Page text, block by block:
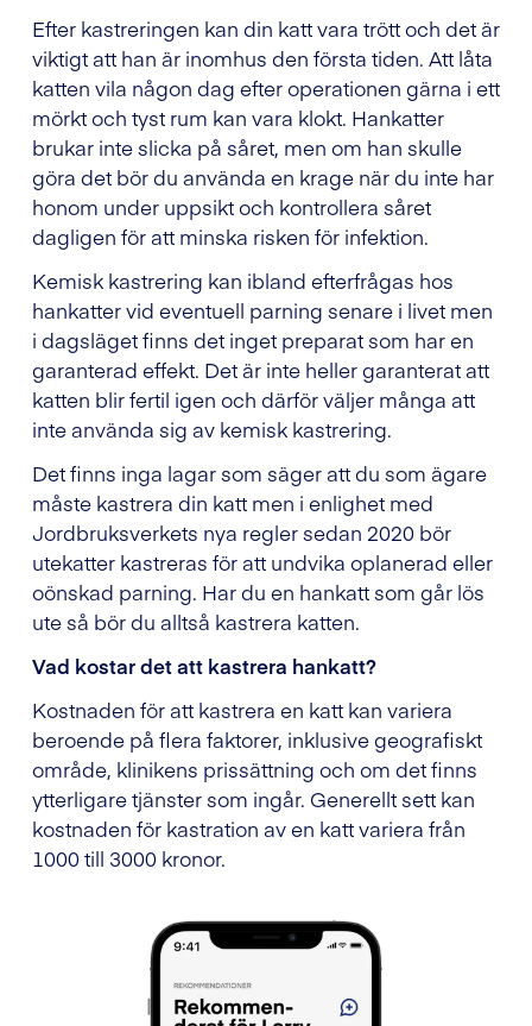
Efter kastreringen kan din katt vara trött och det är
viktigt att han är inomhus den första tiden. Att låta
katten vila någon dag efter operationen gärna i ett
mörkt och tyst rum kan vara klokt. Hankatter
brukar inte slicka på såret, men om han skulle
göra det bör du använda en krage när du inte har
honom under uppsikt och kontrollera såret
dagligen för att minska risken för infektion.
Kemisk kastrering kan ibland efterfrågas hos
hankatter vid eventuell parning senare i livet men
i dagsläget finns det inget preparat som har en
garanterad effekt. Det är inte heller garanterat att
katten blir fertil igen och därför väljer många att
inte använda sig av kemisk kastrering.
Det finns inga lagar som säger att du som ägare
måste kastrera din katt men i enlighet med
Jordbruksverkets nya regler sedan 2020 bör
utekatter kastreras för att undvika oplanerad eller
oönskad parning. Har du en hankatt som går lös
ute så bör du alltså kastrera katten.
Vad kostar det att kastrera hankatt?
Kostnaden för att kastrera en katt kan variera
beroende på flera faktorer, inklusive geografiskt
område, klinikens prissättning och om det finns
ytterligare tjänster som ingår. Generellt sett kan
kostnaden för kastration av en katt variera från
1000 till 3000 kronor.